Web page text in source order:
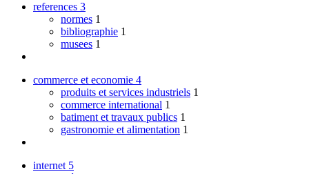
references 3
normes 1
bibliographie 1
musees 1
commerce et economie 4
produits et services industriels 1
commerce international 1
batiment et travaux publics 1
gastronomie et alimentation 1
internet 5